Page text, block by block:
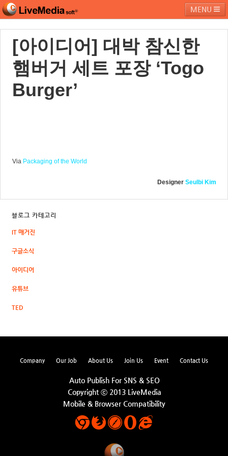
MENU
라이브미디어소프트 제품 및 서비스 블로그 커뮤니티
페밀리 사이트
[아이디어] 대박 참신한
햄버거 세트 포장 ‘Togo
Burger’
Via Packaging of the World
Designer Seulbi Kim
블로그 카테고리
IT 매거진
구글소식
아이디어
유튜브
TED
Company Our Job About Us Join Us Event Contact Us
Auto Publish For SNS & SEO
Copyright ⓒ 2013 LiveMedia
Mobile & Browser Compatibility